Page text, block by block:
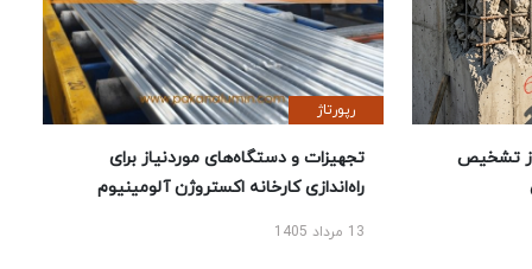
تشخیص
رپورتاژ
تجهیزات و دستگاه‌های موردنیاز برای
راه‌اندازی کارخانه اکستروژن آلومینیوم
13 مرداد 1405